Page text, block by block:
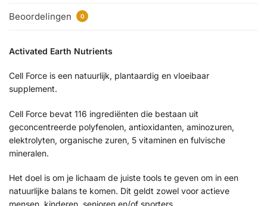
Beoordelingen 0
Activated Earth Nutrients
Cell Force is een natuurlijk, plantaardig en vloeibaar
supplement.
Cell Force bevat 116 ingrediënten die bestaan uit
geconcentreerde polyfenolen, antioxidanten, aminozuren,
elektrolyten, organische zuren, 5 vitaminen en fulvische
mineralen.
Het doel is om je lichaam de juiste tools te geven om in een
natuurlijke balans te komen. Dit geldt zowel voor actieve